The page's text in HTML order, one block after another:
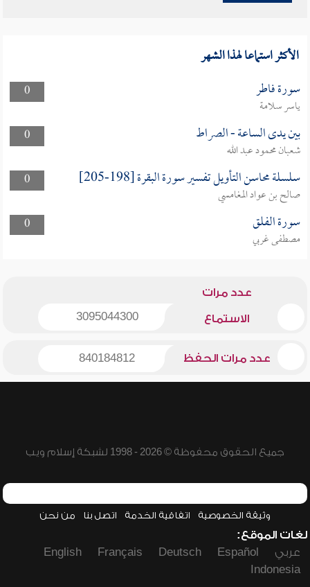
الأكثر استماعا لهذا الشهر
0 سورة فاطر
ياسر سلامة
0
بين يدى الساعة - الصراط
شعبان محمود عبد الله
0
سلسلة محاسن التأويل تفسير سورة البقرة [198-205]
صالح بن عواد المغامسي
0
سورة الفلق
مصطفى غربي
عدد مرات
الاستماع 3095044300
عدد مرات الحفظ 840184812
جميع الحقوق محفوظة © 2026 - 1998 لشبكة إسلام ويب
وثيقة الخصوصية اتفاقية الخدمة اتصل بنا من نحن
لغات الموقع:
عربي
Español
Deutsch
Français
English
Indonesia